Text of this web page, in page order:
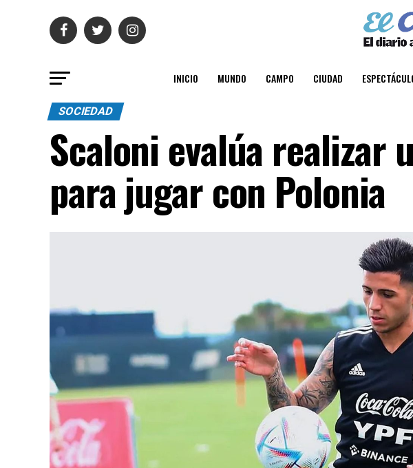
INICIO MUNDO CAMPO CIUDAD
SOCIEDAD
Scaloni evalúa realizar
para jugar con Polonia